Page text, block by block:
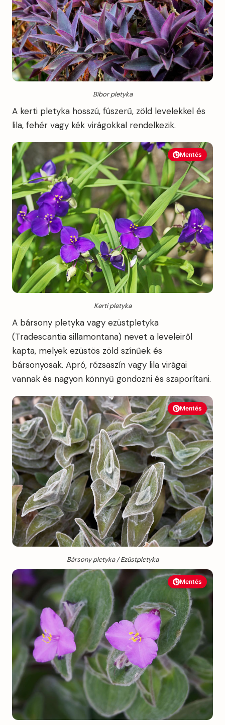
Bíbor pletyka
A kerti pletyka hosszú, fúszerű, zöld levelekkel és
lila, fehér vagy kék virágokkal rendelkezik.
Mentés
Kerti pletyka
A bársony pletyka vagy ezüstpletyka
(Tradescantia sillamontana) nevet a leveleiről
kapta, melyek ezüstös zöld színűek és
bársonyosak. Apró, rózsaszín vagy lila virágai
vannak és nagyon könnyű gondozni és szaporítani.
Mentés
Bársony pletyka / Ezüstpletyka
Mentés